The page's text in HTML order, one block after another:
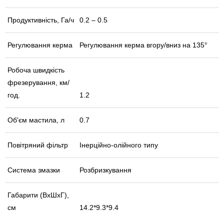
Продуктивність, Га/ч 0.2 – 0.5
Регулювання керма Регулювання керма вгору/вниз на 135°
Робоча швидкість
фрезерування, км/
год.
1.2
Об'єм мастила, л 0.7
Повітряний фільтр Інерційно-олійного типу
Система змазки Розбризкування
Габарити (ВхШхГ),
см
14.2*9.3*9.4